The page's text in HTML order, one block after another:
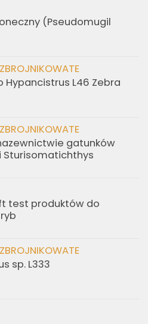
(Pseudomugil
ZBROJNIKOWATE
Hypancistrus L46 Zebra
ZBROJNIKOWATE
gatunków
Sturisomatichthys
test produktów do
ZBROJNIKOWATE
sp. L333